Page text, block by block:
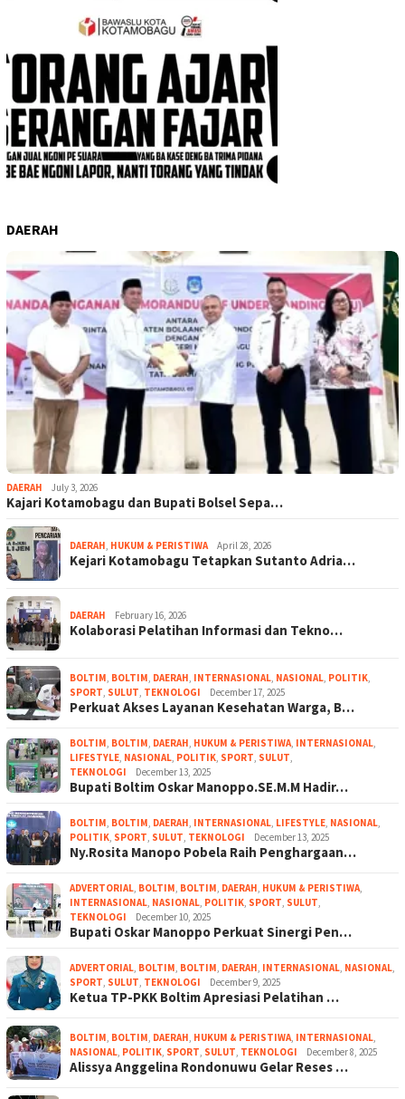
DAERAH
DAERAH July 3, 2026
Kajari Kotamobagu dan Bupati Bolsel Sepa…
DAERAH, HUKUM & PERISTIWA April 28, 2026
Kejari Kotamobagu Tetapkan Sutanto Adria…
DAERAH February 16, 2026
Kolaborasi Pelatihan Informasi dan Tekno…
BOLTIM, BOLTIM, DAERAH, INTERNASIONAL, NASIONAL, POLITIK,
SPORT, SULUT, TEKNOLOGI December 17, 2025
Perkuat Akses Layanan Kesehatan Warga, B…
BOLTIM, BOLTIM, DAERAH, HUKUM & PERISTIWA, INTERNASIONAL,
LIFESTYLE, NASIONAL, POLITIK, SPORT, SULUT,
TEKNOLOGI
December 13, 2025
Bupati Boltim Oskar Manoppo.SE.M.M Hadir…
BOLTIM, BOLTIM, DAERAH, INTERNASIONAL, LIFESTYLE, NASIONAL,
POLITIK, SPORT, SULUT, TEKNOLOGI December 13, 2025
Ny.Rosita Manopo Pobela Raih Penghargaan…
ADVERTORIAL, BOLTIM, BOLTIM, DAERAH, HUKUM & PERISTIWA,
INTERNASIONAL, NASIONAL, POLITIK, SPORT, SULUT,
TEKNOLOGI
December 10, 2025
Bupati Oskar Manoppo Perkuat Sinergi Pen…
ADVERTORIAL, BOLTIM, BOLTIM, DAERAH, INTERNASIONAL, NASIONAL,
SPORT, SULUT, TEKNOLOGI December 9, 2025
Ketua TP-PKK Boltim Apresiasi Pelatihan …
BOLTIM, BOLTIM, DAERAH, HUKUM & PERISTIWA, INTERNASIONAL,
NASIONAL, POLITIK, SPORT, SULUT, TEKNOLOGI December 8, 2025
Alissya Anggelina Rondonuwu Gelar Reses …